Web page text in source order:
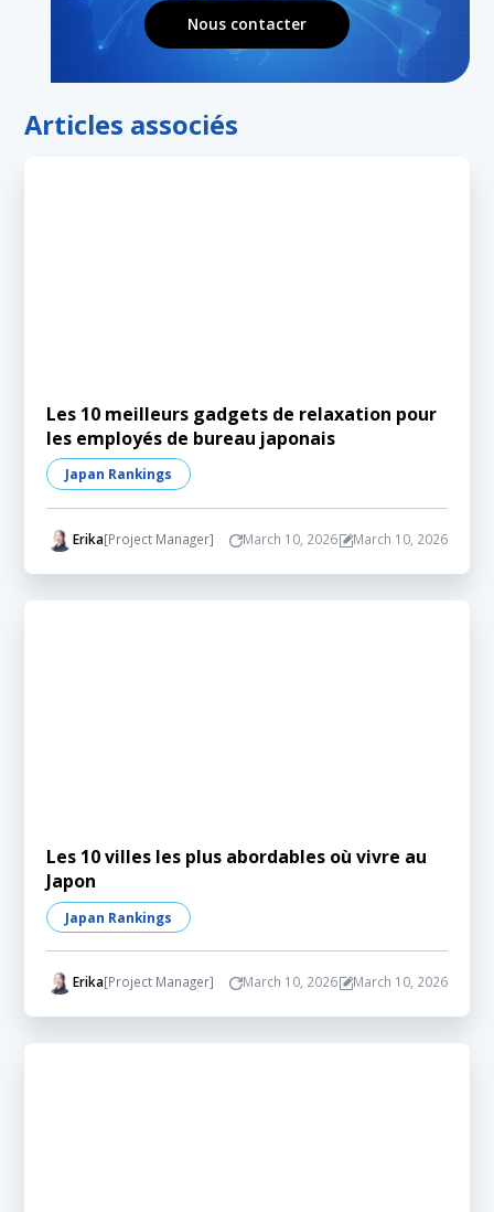
Nous contacter
Articles associés
Les 10 meilleurs gadgets de relaxation pour
les employés de bureau japonais
Japan Rankings
Erika[Project Manager] March 10, 2026 March 10, 2026
Les 10 villes les plus abordables où vivre au
Japon
Japan Rankings
Erika[Project Manager] March 10, 2026 March 10, 2026